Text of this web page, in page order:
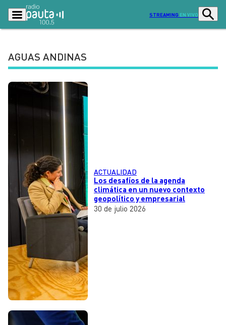
STREAMING EN VIVO
Lo Último
Ciudad
Radio en vivo
Tendencias
Entretención y Cultura
Dato en Pauta Señal 2
Contenido Patrocinado
AGUAS ANDINAS
ACTUALIDAD
Los desafíos de la agenda
climática en un nuevo contexto
geopolítico y empresarial
30 de julio 2026